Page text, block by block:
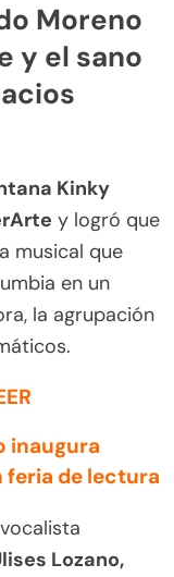
Moreno
y el sano
Kinky
y logró que
musical que
en un
la agrupación
inaugura
feria de lectura
Lozano,